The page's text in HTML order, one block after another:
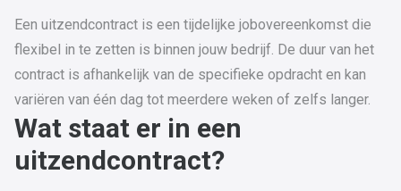
Een uitzendcontract is een tijdelijke jobovereenkomst die
flexibel in te zetten is binnen jouw bedrijf. De duur van het
contract is afhankelijk van de specifieke opdracht en kan
variëren van één dag tot meerdere weken of zelfs langer.
Wat staat er in een
uitzendcontract?